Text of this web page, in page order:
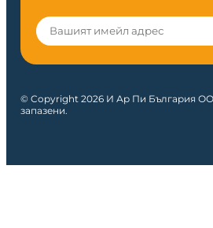
© Copyright 2026 И Ар Пи България
запазени.